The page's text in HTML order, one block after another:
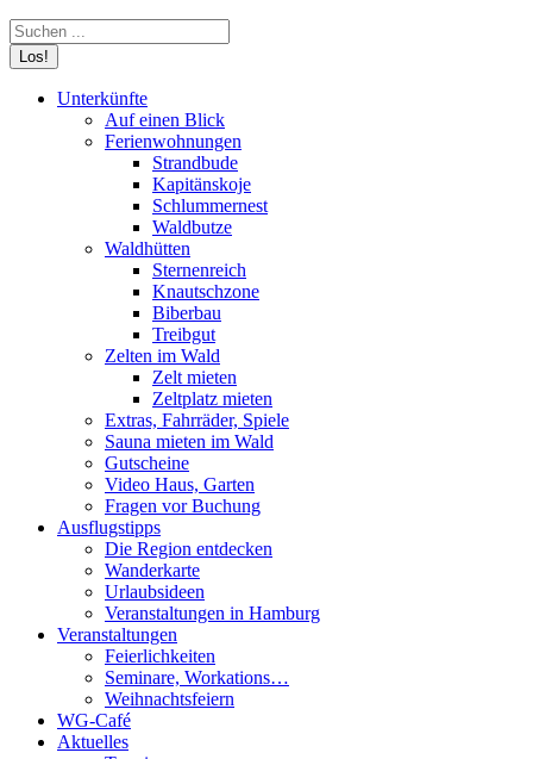
Search:
Unterkünfte
Auf einen Blick
Ferienwohnungen
Strandbude
Kapitänskoje
Schlummernest
Waldbutze
Waldhütten
Sternenreich
Knautschzone
Biberbau
Treibgut
Zelten im Wald
Zelt mieten
Zeltplatz mieten
Extras, Fahrräder, Spiele
Sauna mieten im Wald
Gutscheine
Video Haus, Garten
Fragen vor Buchung
Ausflugstipps
Die Region entdecken
Wanderkarte
Urlaubsideen
Veranstaltungen in Hamburg
Veranstaltungen
Feierlichkeiten
Seminare, Workations…
Weihnachtsfeiern
WG-Café
Aktuelles